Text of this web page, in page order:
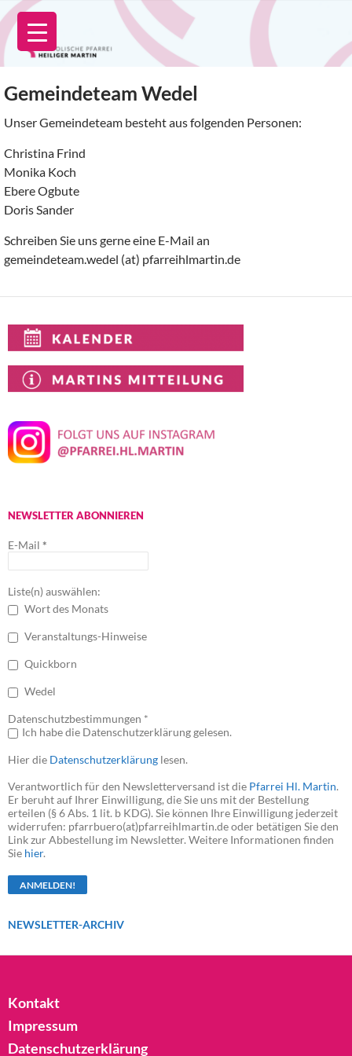
Zum
Inhalt
springen
Gemeindeteam Wedel
Unser Gemeindeteam besteht aus folgenden Personen:
Christina Frind
Monika Koch
Ebere Ogbute
Doris Sander
Schreiben Sie uns gerne eine E-Mail an
gemeindeteam.wedel (at) pfarreihlmartin.de
NEWSLETTER ABONNIEREN
E-Mail *
Liste(n) auswählen:
Wort des Monats
Veranstaltungs-Hinweise
Quickborn
Wedel
Datenschutzbestimmungen *
Ich habe die Datenschutzerklärung gelesen.
Hier die Datenschutzerklärung lesen.
Verantwortlich für den Newsletterversand ist die Pfarrei Hl. Martin.
Er beruht auf Ihrer Einwilligung, die Sie uns mit der Bestellung
erteilen (§ 6 Abs. 1 lit. b KDG). Sie können Ihre Einwilligung jederzeit
widerrufen: pfarrbuero(at)pfarreihlmartin.de oder betätigen Sie den
Link zur Abbestellung im Newsletter. Weitere Informationen finden
Sie hier.
NEWSLETTER-ARCHIV
Kontakt
Impressum
Datenschutzerklärung